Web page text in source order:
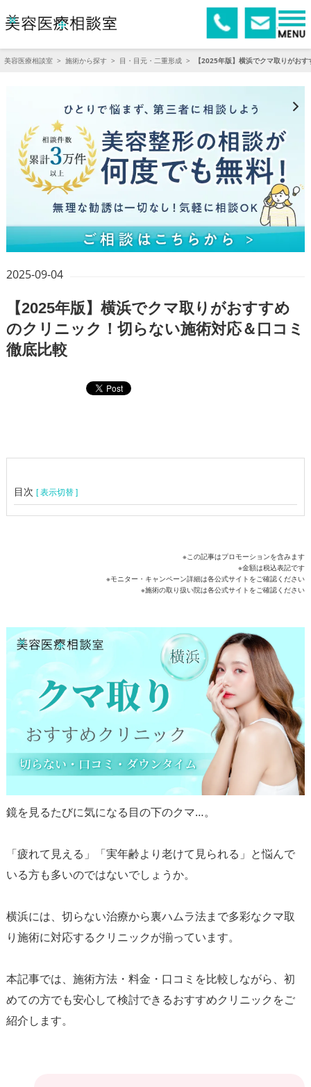
美容医療相談室 > 施術から探す > 目・目元・二重形成 > 【2025年版】横浜でクマ取りがお
2025-09-04
【2025年版】横浜でクマ取りがおすすめ
のクリニック！切らない施術対応＆口コミ
徹底比較
目次[ 表示切替 ]
※この記事はプロモーションを含みます
※金額は税込表記です
※モニター・キャンペーン詳細は各公式サイトをご確認ください
鏡を見るたびに気になる目の下のクマ…。
「疲れて見える」「実年齢より老けて見られる」と悩んで
いる方も多いのではないでしょうか。
横浜には、切らない治療から裏ハムラ法まで多彩なクマ取
り施術に対応するクリニックが揃っています。
本記事では、施術方法・料金・口コミを比較しながら、初
めての方でも安心して検討できるおすすめクリニックをご
紹介します。